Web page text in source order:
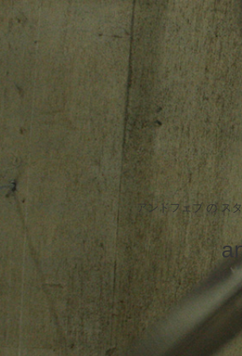
アンドフェブ の ス